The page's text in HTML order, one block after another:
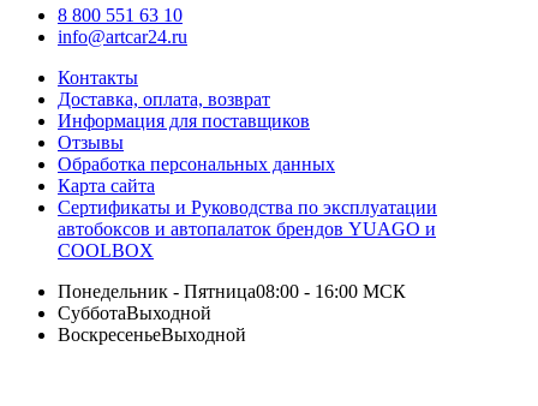
8 800 551 63 10
info@artcar24.ru
Контакты
Доставка, оплата, возврат
Информация для поставщиков
Отзывы
Обработка персональных данных
Карта сайта
Сертификаты и Руководства по эксплуатации
автобоксов и автопалаток брендов YUAGO и
COOLBOX
Понедельник - Пятница08:00 - 16:00 МСК
СубботаВыходной
ВоскресеньеВыходной